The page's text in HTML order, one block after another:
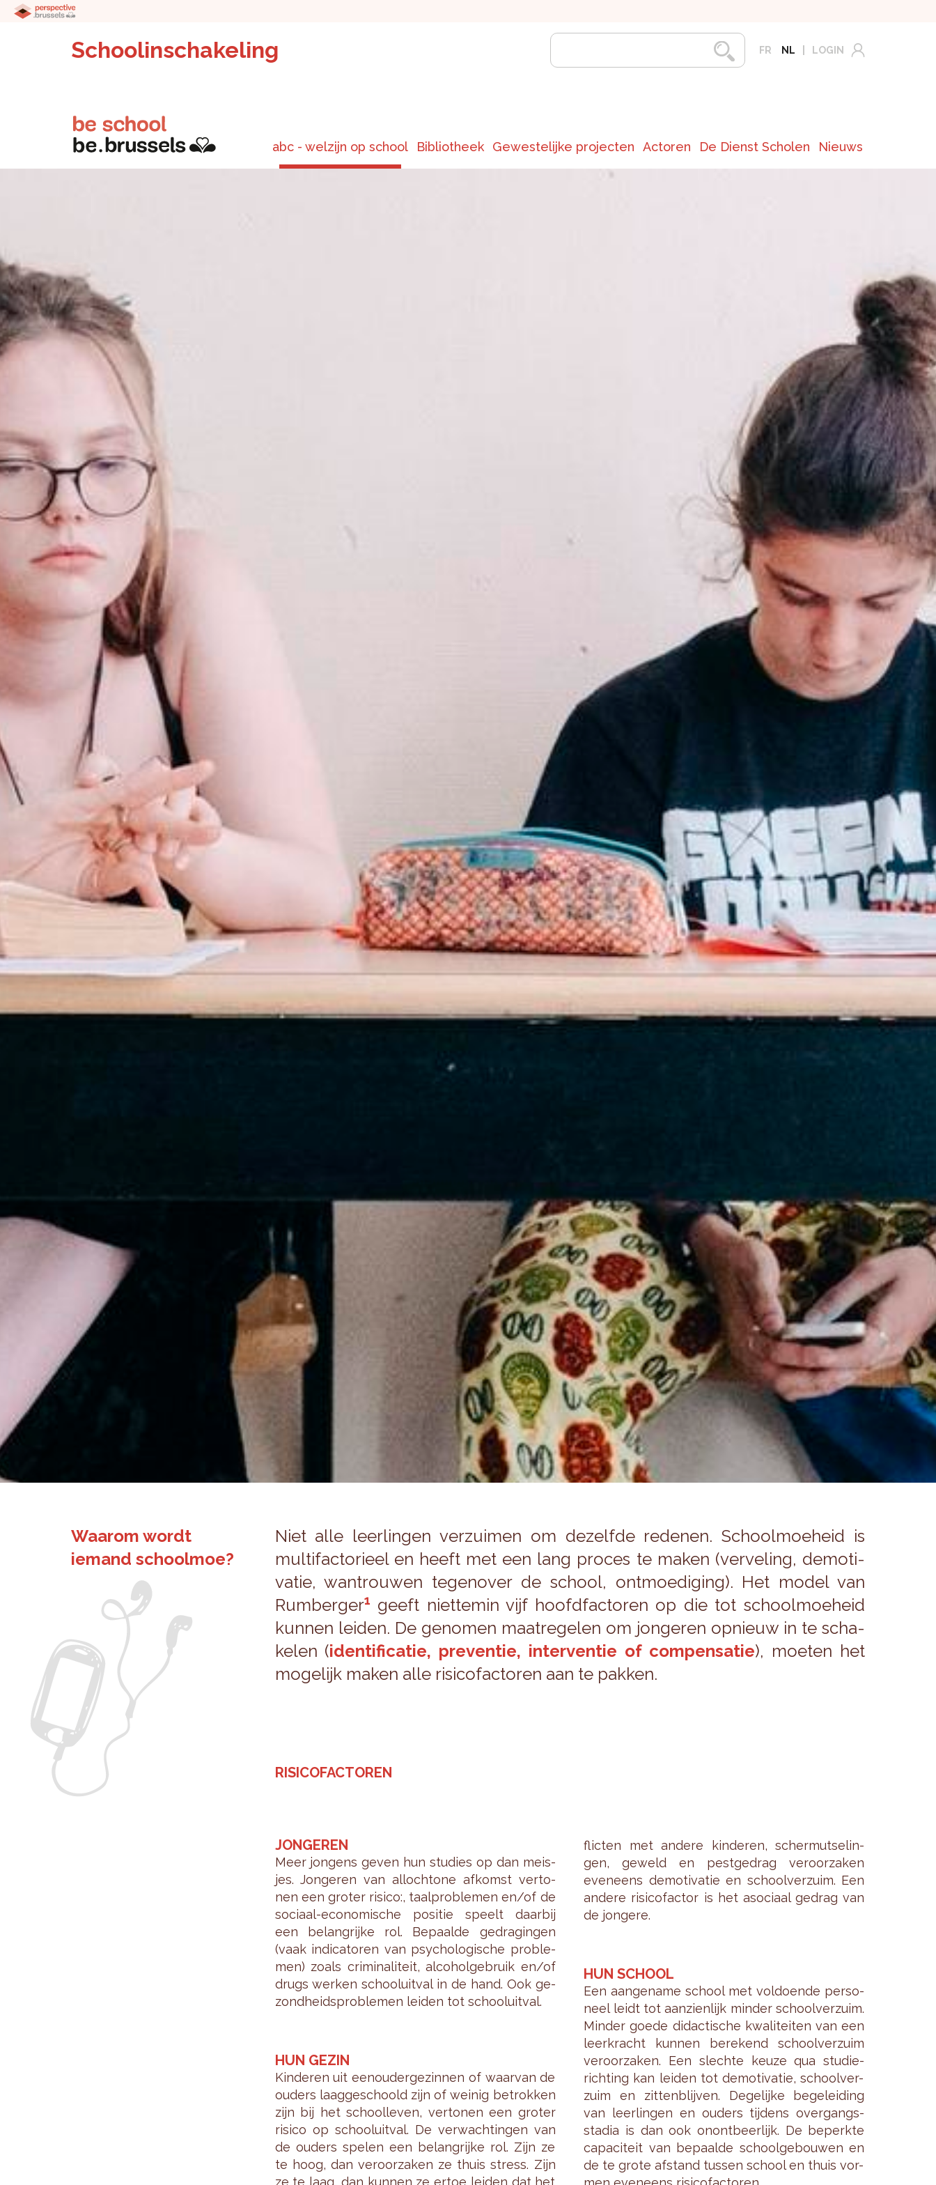
Schoolinschakeling FR NL LOGIN
abc - welzijn op school Bibliotheek Gewestelijke projecten Actoren De Dienst Scholen Nieuws
Waarom wordt
iemand schoolmoe?
Niet alle leer­lin­gen ver­zui­men om de­zelf­de re­de­nen. School­moe­heid is
mul­ti­fac­to­ri­eel en heeft met een lang pro­ces te maken (ver­ve­ling, de­mo­ti­
va­tie, wan­trou­wen te­gen­over de school, ont­moe­di­ging). Het model van
Rum­ber­ger1 geeft niet­te­min vijf hoofd­fac­to­ren op die tot school­moe­heid
kun­nen lei­den. De ge­no­men maat­re­ge­len om jon­ge­ren op­nieuw in te scha­
ke­len (iden­ti­fi­ca­tie, pre­ven­tie, in­ter­ven­tie of com­pen­sa­tie), moe­ten het
mo­ge­lijk maken alle ri­si­co­fac­to­ren aan te pak­ken.
RI­SI­CO­FAC­TO­REN
JON­GE­REN
Meer jon­gens geven hun stu­dies op dan meis­
jes. Jon­ge­ren van al­loch­to­ne af­komst ver­to­
nen een gro­ter ri­si­co:, taal­pro­ble­men en/of de
so­ci­aal-eco­no­mi­sche po­si­tie speelt daar­bij
een be­lang­rij­ke rol. Be­paal­de ge­dra­gin­gen
(vaak in­di­ca­to­ren van psy­cho­lo­gi­sche pro­ble­
men) zoals cri­mi­na­li­teit, al­co­hol­ge­bruik en/of
drugs wer­ken school­uit­val in de hand. Ook ge­
zond­heids­pro­ble­men lei­den tot school­uit­val.
HUN GEZIN
Kin­de­ren uit een­ou­der­ge­zin­nen of waar­van de
ou­ders laag­ge­schoold zijn of wei­nig be­trok­ken
zijn bij het school­le­ven, ver­to­nen een gro­ter
ri­si­co op school­uit­val. De ver­wach­tin­gen van
de ou­ders spe­len een be­lang­rij­ke rol. Zijn ze
te hoog, dan ver­oor­za­ken ze thuis stress. Zijn
ze te laag, dan kun­nen ze ertoe lei­den dat het
flic­ten met an­de­re kin­de­ren, scher­mut­se­lin­
gen, ge­weld en pest­ge­drag ver­oor­za­ken
even­eens de­mo­ti­va­tie en school­ver­zuim. Een
an­de­re ri­si­co­fac­tor is het aso­ci­aal ge­drag van
de jon­ge­re.
HUN SCHOOL
Een aan­ge­na­me school met vol­doen­de per­so­
neel leidt tot aan­zien­lijk min­der school­ver­zuim.
Min­der goede di­dac­ti­sche kwa­li­tei­ten van een
leer­kracht kun­nen be­re­kend school­ver­zuim
ver­oor­za­ken. Een slech­te keuze qua stu­die­
rich­ting kan lei­den tot de­mo­ti­va­tie, school­ver­
zuim en zit­ten­blij­ven. De­ge­lij­ke be­ge­lei­ding
van leer­lin­gen en ou­ders tij­dens over­gangs­
sta­dia is dan ook on­ont­beer­lijk. De be­perk­te
ca­pa­ci­teit van be­paal­de school­ge­bou­wen en
de te grote af­stand tus­sen school en thuis vor­